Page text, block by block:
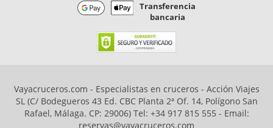
Transferencia
bancaria
Vayacruceros.com - Especialistas en cruceros - Acción Viajes
SL (C/ Bodegueros 43 Ed. CBC Planta 2ª Of. 14, Polígono San
Rafael, Málaga. CP: 29006) Tel: +34 917 815 555 - Email:
reservas@vayacruceros.com